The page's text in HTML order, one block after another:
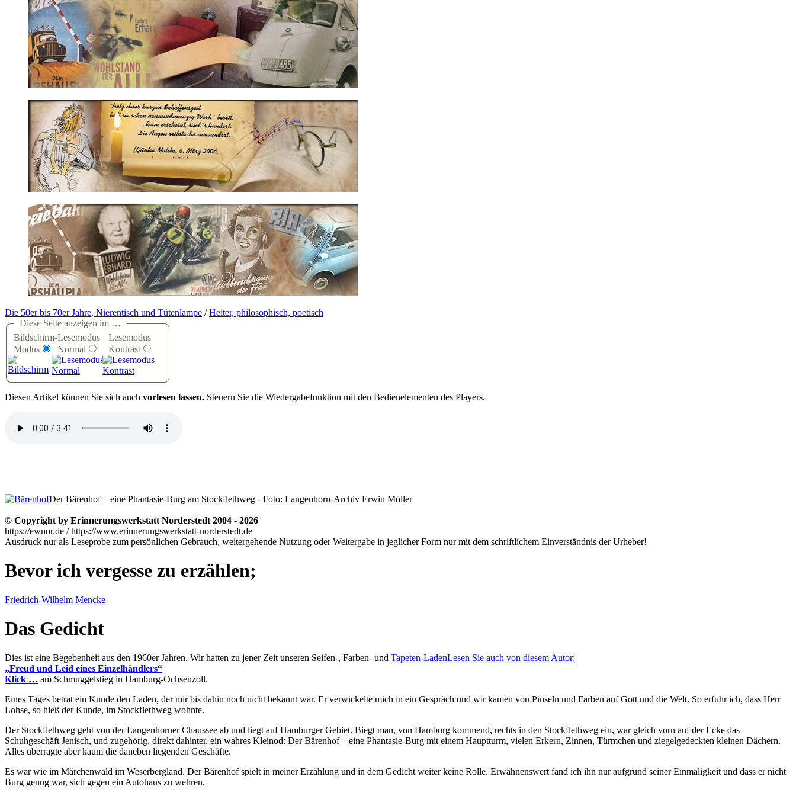
Die 50er bis 70er Jahre, Nierentisch und Tütenlampe /Heiter, philosophisch, poetisch
Diese Seite anzeigen im …
Bildschirm-
Modus
Lesemodus
Normal
Lesemodus
Kontrast
Diesen Artikel können Sie sich auch vorlesen lassen. Steuern Sie die Wiedergabefunktion mit den Bedienelementen des Players.
Der Bärenhof – eine Phantasie-Burg am Stockflethweg - Foto: Langenhorn-Archiv Erwin Möller
© Copyright by Erinnerungswerkstatt Norderstedt 2004 - 2026
https://ewnor.de / https://www.erinnerungswerkstatt-norderstedt.de
Ausdruck nur als Leseprobe zum persönlichen Gebrauch, weitergehende Nutzung oder Weitergabe in jeglicher Form nur mit dem schriftlichem Einverständnis der Urheber!
Bevor ich vergesse zu erzählen;
Friedrich-Wilhelm Mencke
Das Gedicht
Dies ist eine Begebenheit aus den 1960er Jahren. Wir hatten zu jener Zeit unseren Seifen-, Farben- und Tapeten-LadenLesen Sie auch von diesem Autor:
Freud und Leid eines Einzelhändlers
Klick … am Schmuggelstieg in Hamburg-Ochsenzoll.
Eines Tages betrat ein Kunde den Laden, der mir bis dahin noch nicht bekannt war. Er verwickelte mich in ein Gespräch und wir kamen von Pinseln und Farben auf Gott und die Welt. So erfuhr ich, dass Herr
Lohse, so hieß der Kunde, im Stockflethweg wohnte.
Der Stockflethweg geht von der Langenhorner Chaussee ab und liegt auf Hamburger Gebiet. Biegt man, von Hamburg kommend, rechts in den Stockflethweg ein, war gleich vorn auf der Ecke das
Schuhgeschäft Jenisch, und zugehörig, direkt dahinter, ein wahres Kleinod: Der Bärenhof – eine Phantasie-Burg mit einem Hauptturm, vielen Erkern, Zinnen, Türmchen und ziegelgedeckten kleinen Dächern.
Alles überragte aber kaum die daneben liegenden Geschäfte.
Es war wie im Märchenwald im Weserbergland. Der Bärenhof spielt in meiner Erzählung und in dem Gedicht weiter keine Rolle. Erwähnenswert fand ich ihn nur aufgrund seiner Einmaligkeit und dass er nicht
Burg genug war, sich gegen ein Autohaus zu wehren.